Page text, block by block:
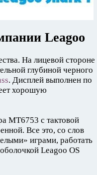
Leagoo
На лицевой стороне
глубиной черного
. Дисплей выполнен по
хорошую
MT6753 с тактовой
Все это, со слов
играми, работать
Leagoo OS